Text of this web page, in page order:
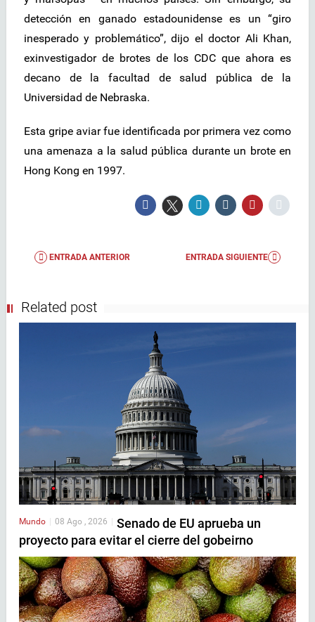
detección en ganado estadounidense es un “giro
inesperado y problemático”, dijo el doctor Ali Khan,
exinvestigador de brotes de los CDC que ahora es
decano de la facultad de salud pública de la
Universidad de Nebraska.
Esta gripe aviar fue identificada por primera vez como
una amenaza a la salud pública durante un brote en
Hong Kong en 1997.
ENTRADA ANTERIOR ENTRADA SIGUIENTE
Related post
Mundo 08 Ago , 2026
Senado de EU aprueba un
proyecto para evitar el cierre del gobeirno